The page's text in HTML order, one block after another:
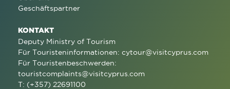
Geschäftspartner
KONTAKT
Deputy Ministry of Tourism
Für Touristeninformationen: cytour@visitcyprus.com
Für Touristenbeschwerden:
touristcomplaints@visitcyprus.com
T: (+357) 22691100